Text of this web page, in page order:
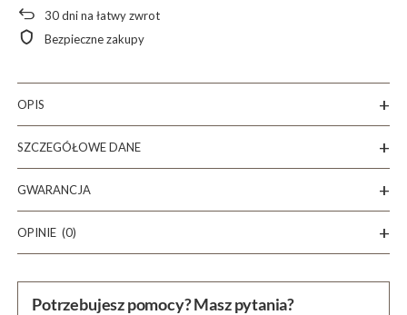
30dni na łatwy zwrot
Bezpieczne zakupy
OPIS
SZCZEGÓŁOWE DANE
GWARANCJA
OPINIE (0)
Potrzebujesz pomocy? Masz pytania?